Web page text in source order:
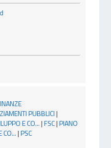
PUBBLICI|
E CO...|FSC|PIANO
CO...|PSC